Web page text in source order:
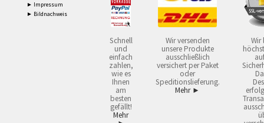
► Impressum
► Bildnachweis
Schnell
und
einfach
zahlen,
wie es
Ihnen
am
besten
gefällt!
Mehr
Wir versenden
unsere Produkte
ausschließlich
versichert per Paket
oder
Speditionslieferung.
Mehr ►
Wir